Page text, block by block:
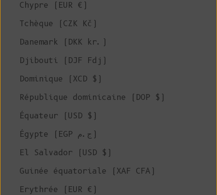
Chypre (EUR €)
Tchèque (CZK Kč)
Danemark (DKK kr.)
Djibouti (DJF Fdj)
Dominique (XCD $)
République dominicaine (DOP $)
Équateur (USD $)
Égypte (EGP ج.م)
El Salvador (USD $)
Guinée équatoriale (XAF CFA)
Erythrée (EUR €)